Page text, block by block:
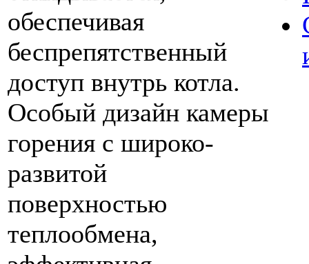
обеспечивая
беспрепятственный
доступ внутрь котла.
Особый дизайн камеры
горения с широко-
развитой
поверхностью
теплообмена,